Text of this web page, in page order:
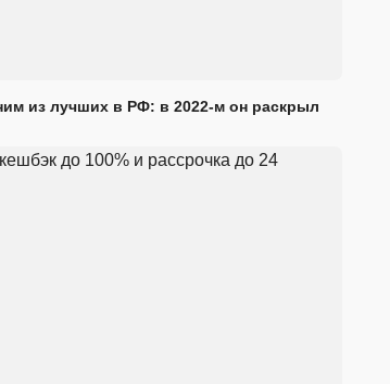
из лучших в РФ: в 2022-м он раскрыл